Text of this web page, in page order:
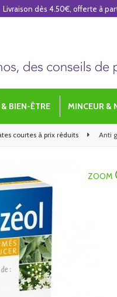
BIEN-ÊTRE MINCEUR &
courtes à prix réduits Anti
ZOOM
Livraison dès 4.50€, offerte à